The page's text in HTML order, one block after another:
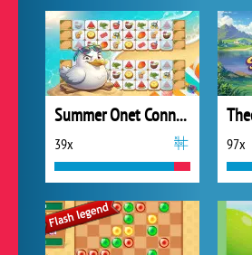
Summer Onet Connect
39x 97x